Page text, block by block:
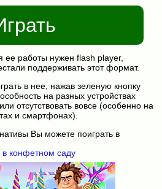
ее работы нужен flash player,
поддерживать этот формат.
в нее, нажав зеленую кнопку
на разных устройствах
отсутствовать вовсе (особенно на
и смартфонах).
Вы можете поиграть в
в конфетном саду